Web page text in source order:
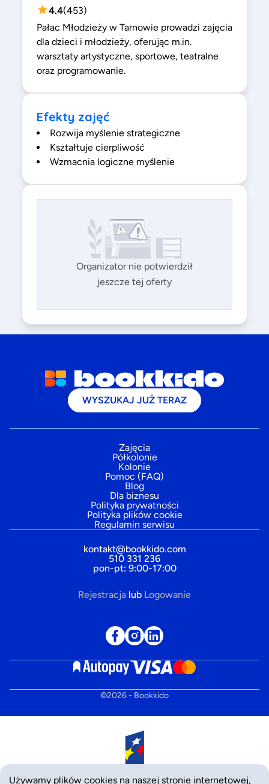
4.4(453)
Pałac Młodzieży w Tarnowie prowadzi zajęcia
dla dzieci i młodzieży, oferując m.in.
warsztaty artystyczne, sportowe, teatralne
oraz programowanie.
Efekty zajęć
Rozwija myślenie strategiczne
Kształtuje cierpliwość
Wzmacnia logiczne myślenie
Organizator nie potwierdził
jeszcze tej oferty
WYSZUKAJ JUŻ TERAZ
Zajęcia
Półkolonie
Kolonie
Pomoc (FAQ)
Blog
Dla biznesu
Polityka prywatności
Polityka plików cookie
Regulamin serwisu
kontakt@bookkido.com
510 331 236
pon-pt: 9:00-17:00
Rejestracja lub Logowanie
©2026- Bookkido
Używamy plików cookies na naszej stronie internetowej,